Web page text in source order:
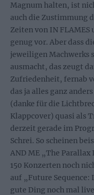
Magnum halten, ist
auch die Zustimmung
Zeiten von IN FLAMES
genug vor. Aber dass
jeweiligen Machwerks
ausmacht, das zeugt
Zufriedenheit, fernab
das ja alles ganz
(danke für die
Klappcover) quasi als
derzeit gerade im
Schrei. So scheinen
AND ME „The Parallax
150 Konzerten noch
auf „Future
gute Ding noch mal